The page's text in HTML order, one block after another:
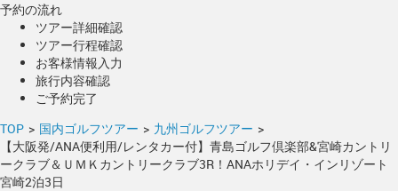
予約の流れ
ツアー詳細確認
ツアー行程確認
お客様情報入力
旅行内容確認
ご予約完了
TOP > 国内ゴルフツアー > 九州ゴルフツアー >
【大阪発/ANA便利用/レンタカー付】青島ゴルフ倶楽部&宮崎カントリ
ークラブ＆ＵＭＫカントリークラブ3R！ANAホリデイ・インリゾート
宮崎2泊3日